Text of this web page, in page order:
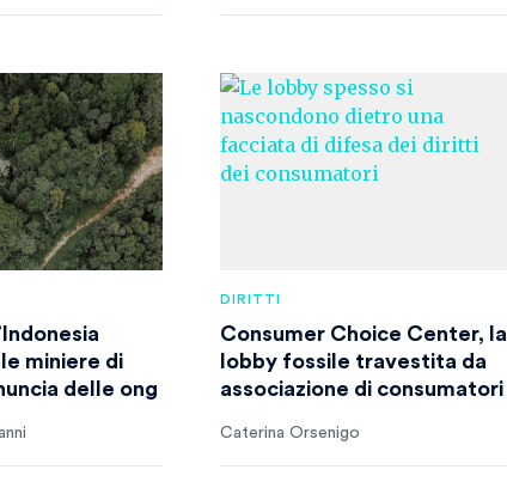
miniere di
delle ong
DIRITTI
Consumer Choice Center, la
lobby fossile travestita da
associazione di consumatori
Caterina Orsenigo